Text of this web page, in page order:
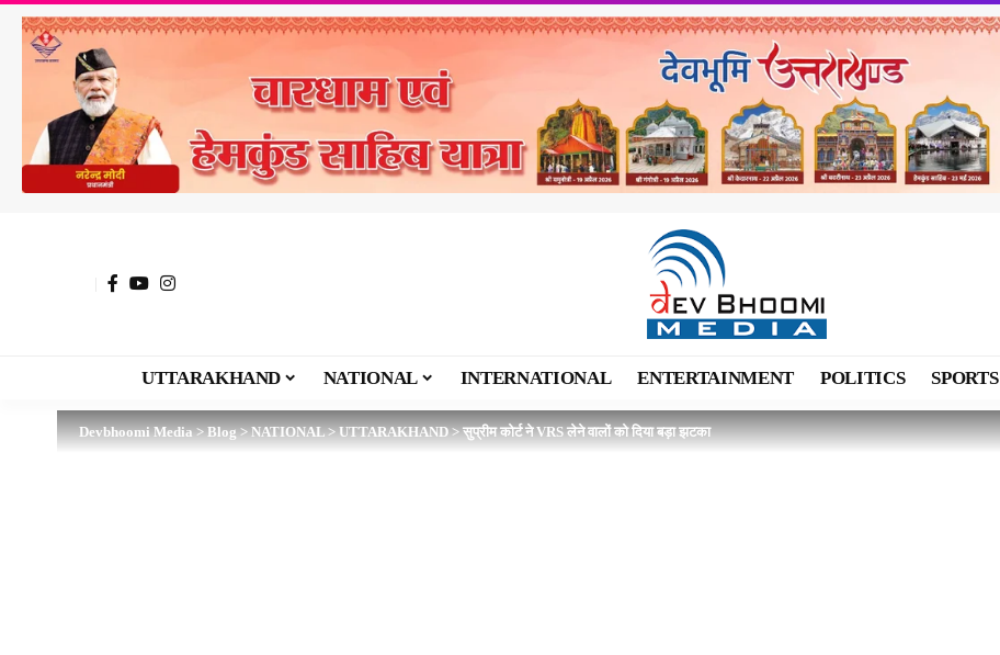
UTTARAKHAND NATIONAL INTERNATIONAL ENTERTAINMENT POLITICS SPORTS
Devbhoomi Media>Blog>NATIONAL>UTTARAKHAND>सुप्रीम कोर्ट ने VRS लेने वालों को दिया बड़ा झटका